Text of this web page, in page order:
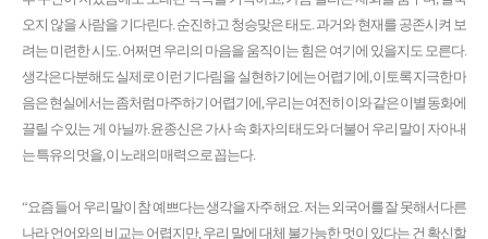
오지 않을 사람을 기다린다. 순진하고 청승맞은 태도. 과거와 현재를 공존시켜 보
려는 미련한 시도. 어쩌면 우리의 마음을 움직이는 힘은 여기에 있을지도 모른다.
생각은 다분해도 실제로 이런 기다림을 실현하기에는 어렵기에, 이토록 지극한 마
음은 현실에서는 좀처럼 마주하기 어렵기에, 우리는 여전히 이와 같은 이별 동화에
끌릴 수 있는 게 아닐까. 윤종신은 가사 속 화자의 태도와 더불어 우리 말이 자아내
는 특유의 멋을, 이 노래의 매력으로 꼽는다.
“요즘 들어 우리 말이 참 예쁘다는 생각을 자주 해요. 저는 외국어를 잘 못해서 다른
나라 언어와의 비교는 어렵지만, 우리 말에 대체 불가능한 멋이 있다는 건 확신할